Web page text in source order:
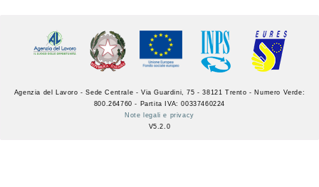
Agenzia del Lavoro - Sede Centrale - Via Guardini, 75 - 38121 Trento - Numero Verde:
800.264760 - Partita IVA: 00337460224
Note legali e privacy
V5.2.0